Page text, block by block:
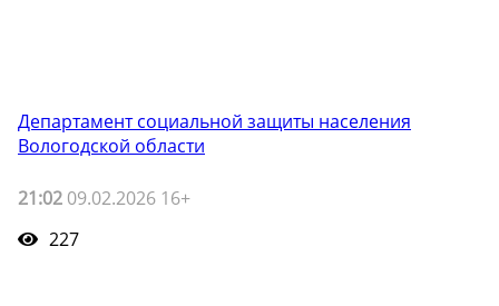
Департамент социальной защиты населения
Вологодской области
21:02 09.02.2026 16+
227